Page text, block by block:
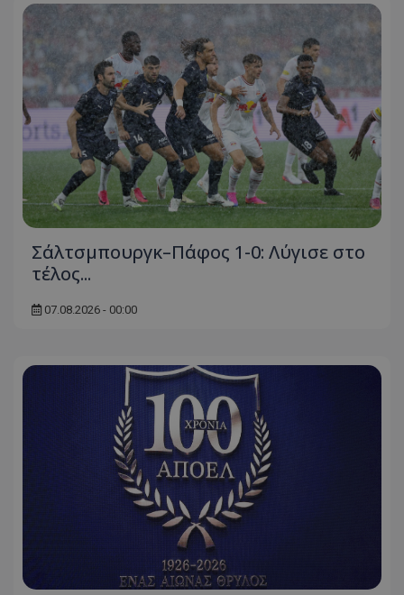
Σάλτσμπουργκ–Πάφος 1-0: Λύγισε στο
τέλος...
07.08.2026 - 00:00